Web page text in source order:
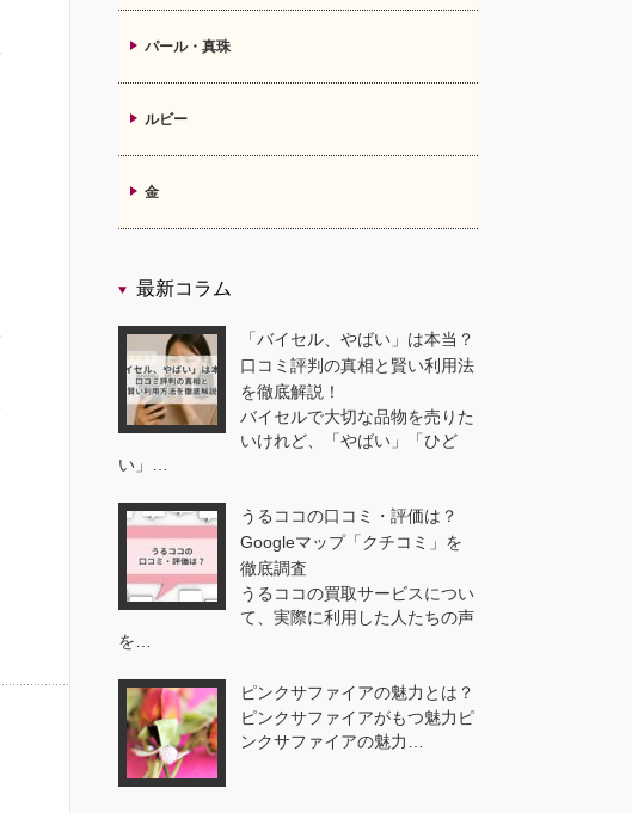
パール・真珠
ルビー
金
最新コラム
「バイセル、やばい」は本当？
口コミ評判の真相と賢い利用法
を徹底解説！
バイセルで大切な品物を売りた
いけれど、「やばい」「ひど
い」…
うるココの口コミ・評価は？
Googleマップ「クチコミ」を
徹底調査
うるココの買取サービスについ
て、実際に利用した人たちの声
を…
ピンクサファイアの魅力とは？
ピンクサファイアがもつ魅力ピ
ンクサファイアの魅力…